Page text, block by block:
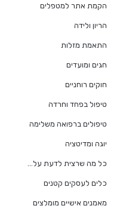
הקמת אתר למטפלים
הריון ולידה
התאמת מזלות
חגים ומועדים
חוקים רוחניים
טיפול בפחד וחרדה
טיפולים ברפואה משלימה
יוגה ומדיטציה
כל מה שרצית לדעת על…
כלים לעסקים קטנים
מאמנים אישיים מומלצים